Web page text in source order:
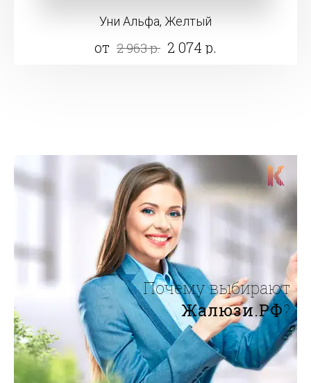
Уни Альфа, Желтый
от 2 963 р. 2 074 р.
Почему выбирают
Жалюзи.РФ?